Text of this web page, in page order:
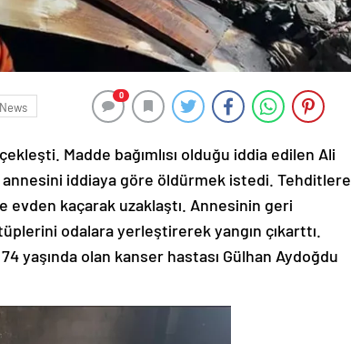
News
0
Madde bağımlısı olduğu iddia edilen Ali
annesini iddiaya göre öldürmek istedi. Tehditlere
kaçarak uzaklaştı. Annesinin geri
odalara yerleştirerek yangın çıkarttı.
yaşında olan kanser hastası Gülhan Aydoğdu